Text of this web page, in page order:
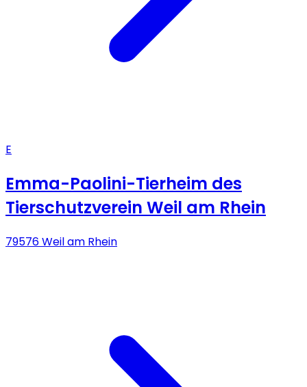
E
Emma-Paolini-Tierheim des
Tierschutzverein Weil am Rhein
79576 Weil am Rhein